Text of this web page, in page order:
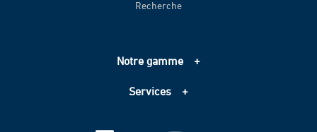
Accueil
Échelle de performance CO2
Recherche
Notre gamme
Assainissement
Services
Information sur les cookies